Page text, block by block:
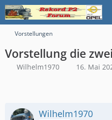
Vorstellungen
Vorstellung die
Wilhelm1970 16. Mai
Wilhelm1970